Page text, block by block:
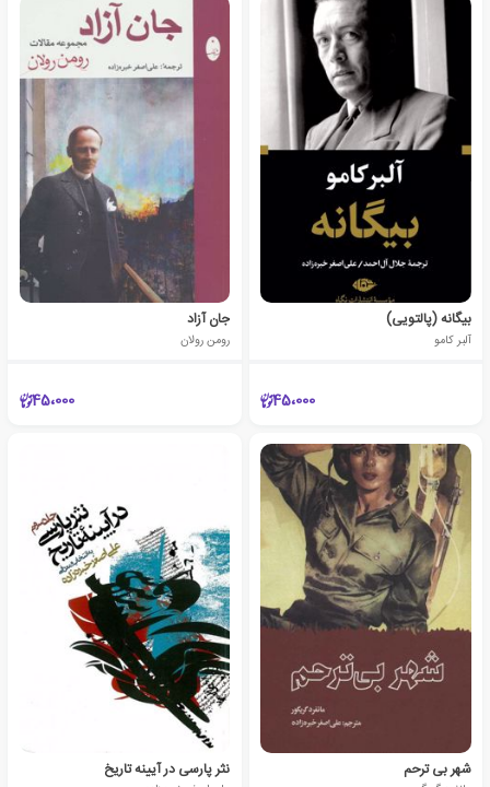
بیگانه (پالتویی)
آلبر کامو
45،000
جان آزاد
رومن رولان
45،000
شهر بی ترحم نثر پارسی در آیینه تاریخ